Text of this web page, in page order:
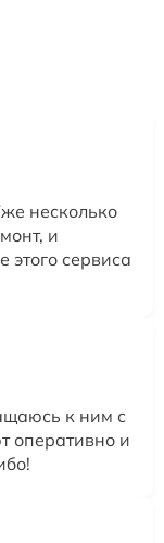
несколько
и
сервиса
к ним с
оперативно и